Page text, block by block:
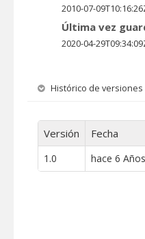
2010-07-
Última vez
2020-04-
Histórico de versiones
Versión Fecha
1.0 hace 6 Años